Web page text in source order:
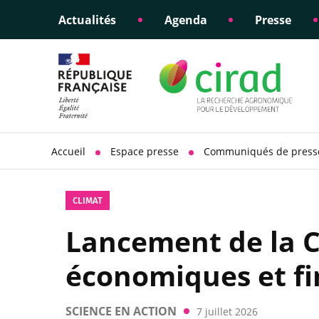
Actualités Agenda Presse
Éclairer les politiques
Appui à la
scientifique
Engagements éthiques
sociétale
Accueil Espace presse Communiqués de
CLIMAT
Lancement de la
économiques et
SCIENCE EN ACTION 7 juillet 2026